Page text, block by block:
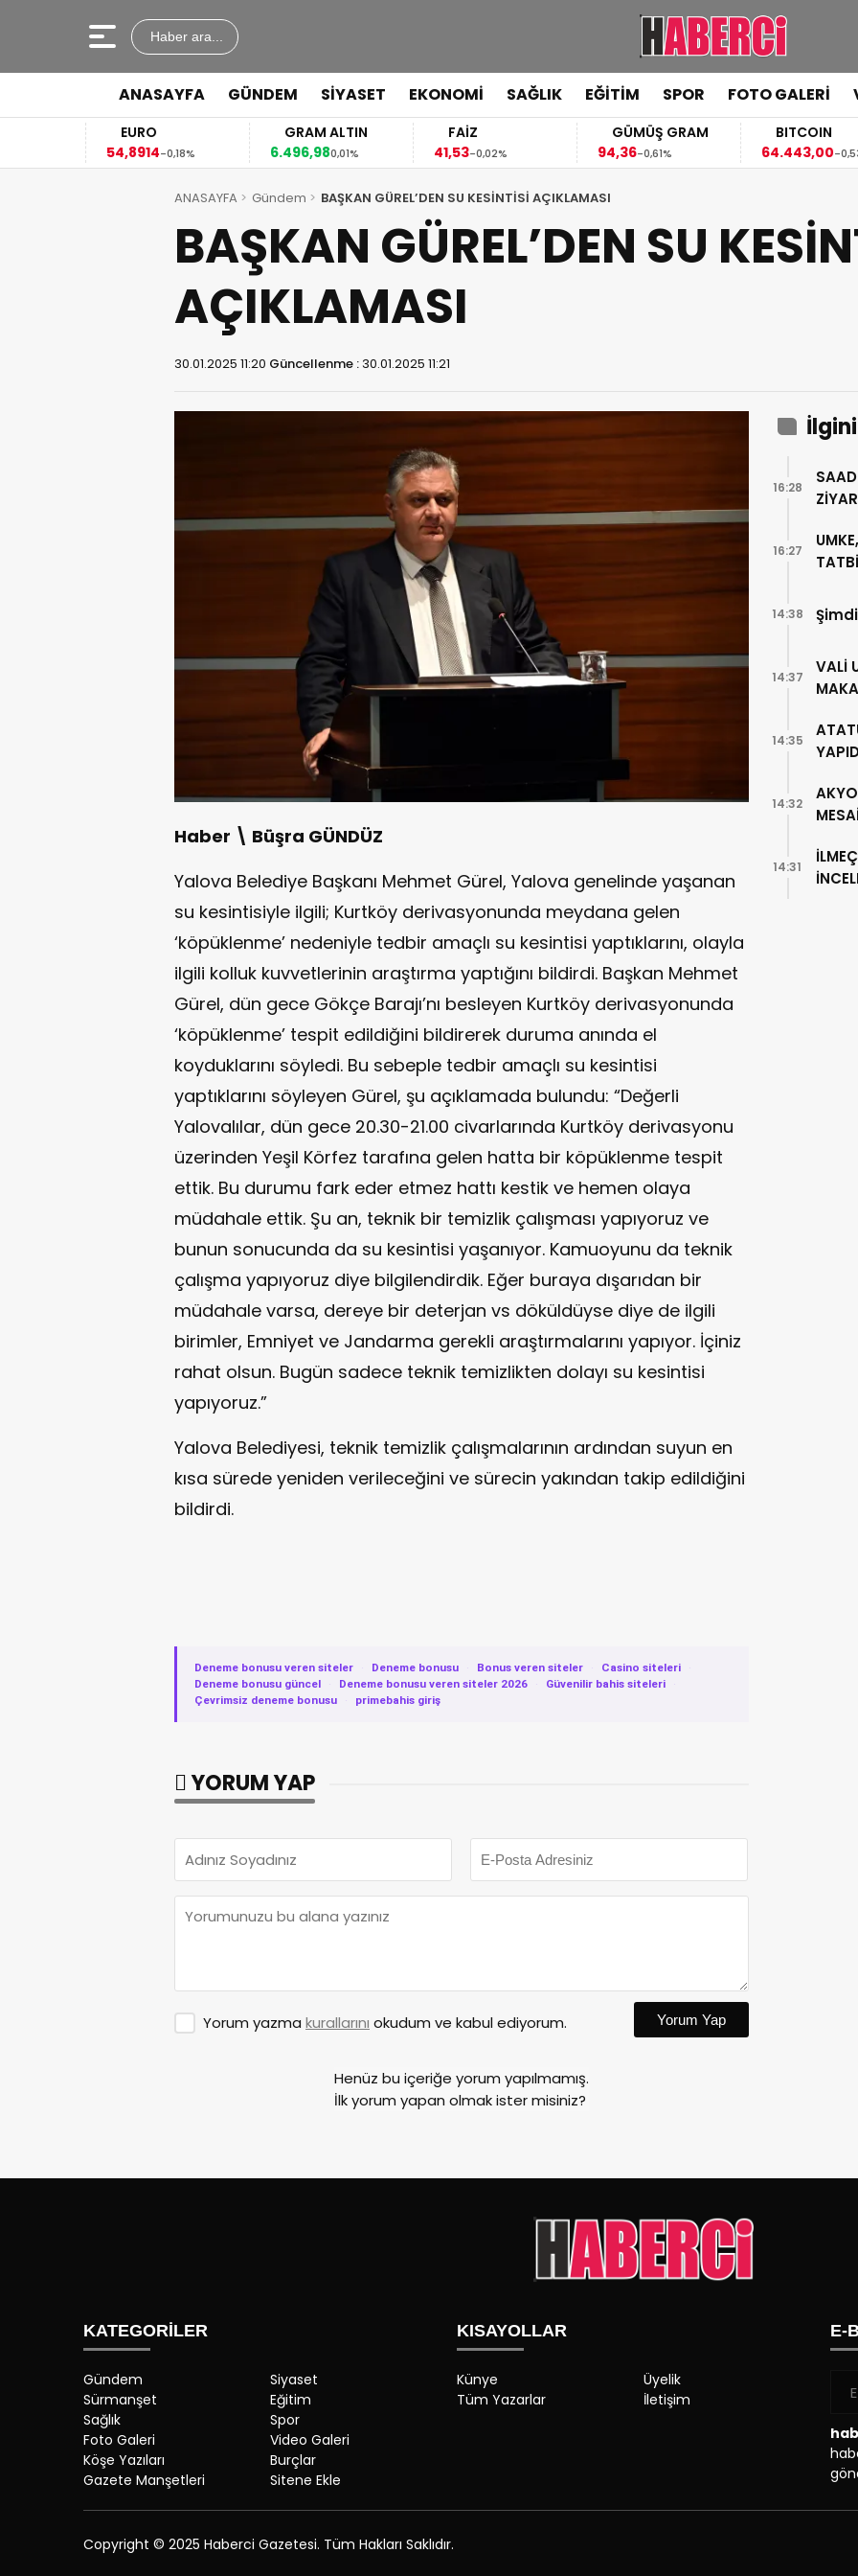
Haber ara...
ANASAYFA GÜNDEM SİYASET EKONOMİ SAĞLIK EĞİTİM SPOR FOTO GALERİ
EURO
54,8914-0,18%
GRAM ALTIN
6.496,980,01%
FAİZ
41,53-0,02%
GÜMÜŞ GRAM
94,36-0,61%
BITCOIN
64.443,00-0,53%
ANASAYFA Gündem BAŞKAN GÜREL’DEN SU KESİNTİSİ AÇIKLAMASI
BAŞKAN GÜREL’DEN SU
AÇIKLAMASI
30.01.2025 11:20 Güncellenme :30.01.2025 11:21
Haber \ Büşra GÜNDÜZ
Yalova Belediye Başkanı Mehmet Gürel, Yalova genelinde yaşanan
su kesintisiyle ilgili; Kurtköy derivasyonunda meydana gelen
‘köpüklenme’ nedeniyle tedbir amaçlı su kesintisi yaptıklarını, olayla
ilgili kolluk kuvvetlerinin araştırma yaptığını bildirdi. Başkan Mehmet
Gürel, dün gece Gökçe Barajı’nı besleyen Kurtköy derivasyonunda
‘köpüklenme’ tespit edildiğini bildirerek duruma anında el
koyduklarını söyledi. Bu sebeple tedbir amaçlı su kesintisi
yaptıklarını söyleyen Gürel, şu açıklamada bulundu: “Değerli
Yalovalılar, dün gece 20.30-21.00 civarlarında Kurtköy derivasyonu
üzerinden Yeşil Körfez tarafına gelen hatta bir köpüklenme tespit
ettik. Bu durumu fark eder etmez hattı kestik ve hemen olaya
müdahale ettik. Şu an, teknik bir temizlik çalışması yapıyoruz ve
bunun sonucunda da su kesintisi yaşanıyor. Kamuoyunu da teknik
çalışma yapıyoruz diye bilgilendirdik. Eğer buraya dışarıdan bir
müdahale varsa, dereye bir deterjan vs döküldüyse diye de ilgili
birimler, Emniyet ve Jandarma gerekli araştırmalarını yapıyor. İçiniz
rahat olsun. Bugün sadece teknik temizlikten dolayı su kesintisi
yapıyoruz.”
Yalova Belediyesi, teknik temizlik çalışmalarının ardından suyun en
kısa sürede yeniden verileceğini ve sürecin yakından takip edildiğini
bildirdi.
Deneme bonusu veren siteler · Deneme bonusu · Bonus veren siteler · Casino siteleri
·
Deneme bonusu güncel
· Deneme bonusu veren siteler 2026 · Güvenilir bahis siteleri
·
Çevrimsiz deneme bonusu
· primebahis giriş
YORUM YAP
Yorum yazma kurallarını okudum ve kabul ediyorum. Yorum Yap
Henüz bu içeriğe yorum yapılmamış.
İlk yorum yapan olmak ister misiniz?
16:28
16:27
14:38
VALİ
14:37
14:35
14:32
14:31
KATEGORİLER
Gündem
Siyaset
Sürmanşet
Eğitim
Sağlık
Spor
Foto Galeri
Video Galeri
Köşe Yazıları
Burçlar
Gazete Manşetleri
Sitene Ekle
KISAYOLLAR
Künye
Üyelik
Tüm Yazarlar
İletişim
E-
Copyright © 2025 Haberci Gazetesi. Tüm Hakları Saklıdır.